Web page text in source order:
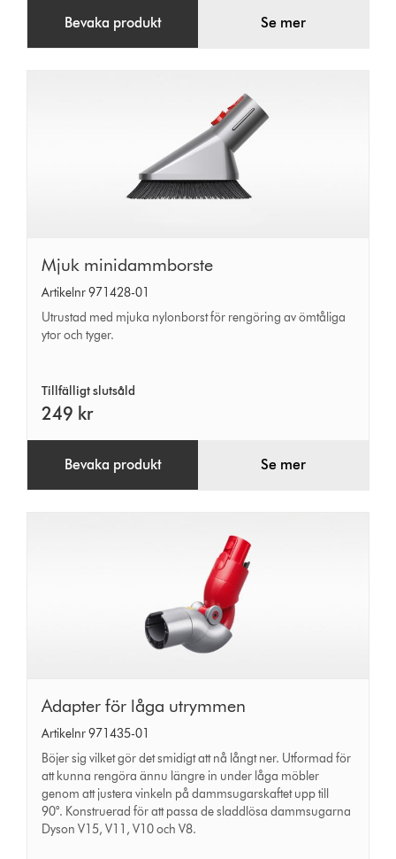
Bevaka produkt Se mer
Mjuk
minidammborste
Mjuk minidammborste
Artikelnr 971428-01
Utrustad med mjuka nylonborst för rengöring av ömtåliga
ytor och tyger.
Tillfälligt slutsåld
249 kr
Bevaka produkt Se mer
Adapter
för
låga
utrymmen
Adapter för låga utrymmen
Artikelnr 971435-01
Böjer sig vilket gör det smidigt att nå långt ner. Utformad för
att kunna rengöra ännu längre in under låga möbler
genom att justera vinkeln på dammsugarskaftet upp till
90°. Konstruerad för att passa de sladdlösa dammsugarna
Dyson V15, V11, V10 och V8.